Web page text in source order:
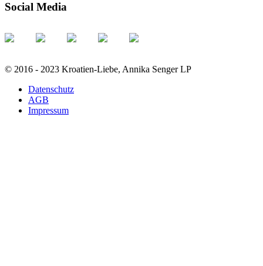
Social Media
© 2016 - 2023 Kroatien-Liebe, Annika Senger LP
Datenschutz
AGB
Impressum